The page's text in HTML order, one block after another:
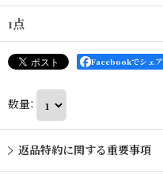
1点
Facebookでシェア
数量:
返品特約に関する重要事項